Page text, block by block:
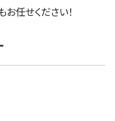
任せください！